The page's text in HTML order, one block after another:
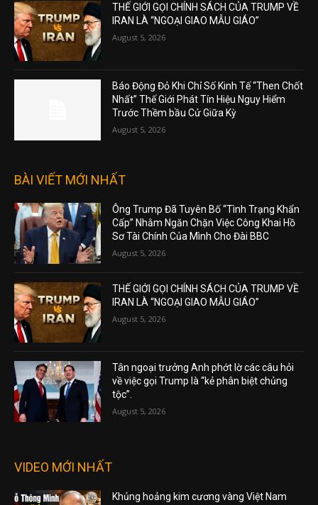
THẾ GIỚI GỌI CHÍNH SÁCH CỦA TRUMP VỀ
IRAN LÀ “NGOẠI GIAO MẪU GIÁO”
August 5, 2026
Báo Động Đỏ Khi Chỉ Số Kinh Tế “Then Chốt
Nhất” Thế Giới Phát Tín Hiệu Nguy Hiểm
Trước Thềm bầu Cử Giữa Kỳ
August 5, 2026
BÀI VIẾT MỚI NHẤT
Ông Trump Đã Tuyên Bố “Tình Trạng Khẩn
Cấp” Nhằm Ngăn Chặn Việc Công Khai Hồ
Sơ Tài Chính Của Mình Cho Đài BBC
August 5, 2026
THẾ GIỚI GỌI CHÍNH SÁCH CỦA TRUMP VỀ
IRAN LÀ “NGOẠI GIAO MẪU GIÁO”
August 5, 2026
Tân ngoại trưởng Anh phớt lờ các câu hỏi
về việc gọi Trump là “kẻ phân biệt chủng
tộc”.
August 5, 2026
VIDEO MỚI NHẤT
Khủng hoảng kim cương vàng Việt Nam